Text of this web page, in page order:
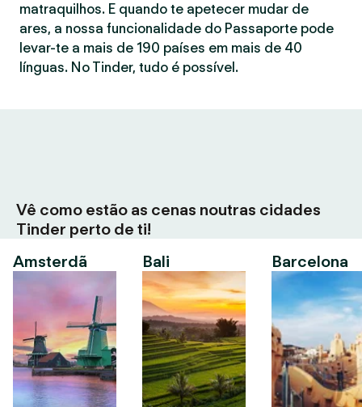
matraquilhos. E quando te apetecer mudar de
ares, a nossa funcionalidade do Passaporte pode
levar-te a mais de 190 países em mais de 40
línguas. No Tinder, tudo é possível.
Vê como estão as cenas noutras cidades
Tinder perto de ti!
Amsterdã
Bali Barcelona